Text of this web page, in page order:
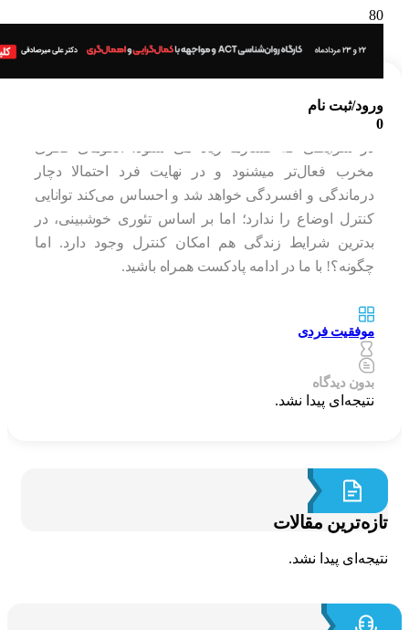
ورود/ثبت نام
بهترین اقدام در شرایط سخت زندگی
مخرب فعال‌تر میشنود و در نهایت فرد احتمالا دچار
درماندگی و افسردگی خواهد شد و احساس می‌کند توانایی
کنترل اوضاع را ندارد؛ اما بر اساس تئوری خوشبینی، در
بدترین شرایط زندگی هم امکان کنترل وجود دارد. اما
چگونه؟! با ما در ادامه پادکست همراه باشید.
موفقیت فردی
بدون دیدگاه
نتیجه‌ای پیدا نشد.
مقالات
پیدا نشد.